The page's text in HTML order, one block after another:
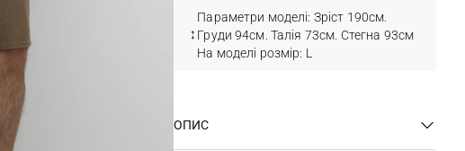
Параметри моделі: Зріст 190см.
Груди 94см. Талія 73см. Стегна 93см
На моделі розмір: L
ОПИС